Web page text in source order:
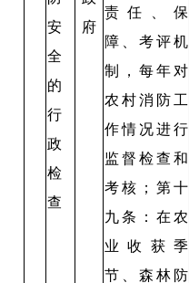
安
全
的
行
政
检
查
府
责任、保
障、考评机
制，每年对
农村消防工
作情况进行
监督检查和
考核；第十
九条：在农
业收获季
节、森林防